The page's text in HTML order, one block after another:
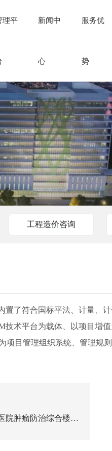
理平 新闻中
心
服务优
势
工程造价咨询
了符合国标平法、计量、
术平台为载体、以项目增
目管理组织系统、管理规
院肿瘤防治综合楼建